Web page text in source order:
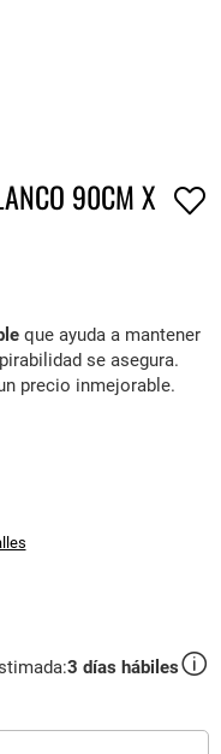
90CM X
que ayuda a mantener
se asegura.
precio inmejorable.
3 días hábiles